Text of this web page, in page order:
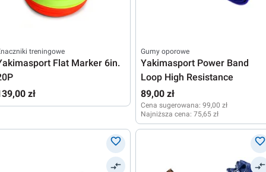
treningowe
Flat Marker 6in.
zł
Gumy oporowe
Yakimasport Power Band
Loop High Resistance
89,00 zł
Cena sugerowana: 99,00 zł
Najniższa cena: 75,65 zł